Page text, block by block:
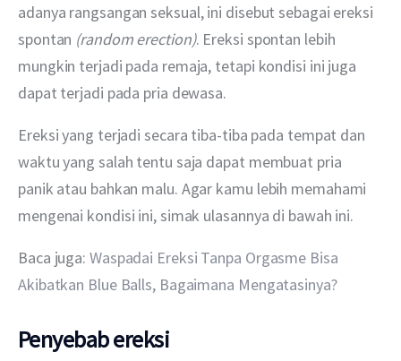
adanya rangsangan seksual, ini disebut sebagai ereksi
spontan (random erection). Ereksi spontan lebih
mungkin terjadi pada remaja, tetapi kondisi ini juga
dapat terjadi pada pria dewasa.
Ereksi yang terjadi secara tiba-tiba pada tempat dan
waktu yang salah tentu saja dapat membuat pria
panik atau bahkan malu. Agar kamu lebih memahami
mengenai kondisi ini, simak ulasannya di bawah ini.
Baca juga: Waspadai Ereksi Tanpa Orgasme Bisa
Akibatkan Blue Balls, Bagaimana Mengatasinya?
Penyebab ereksi